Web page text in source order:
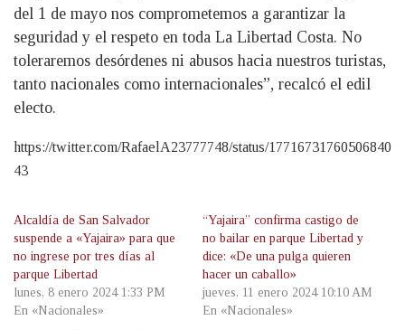
del 1 de mayo nos comprometemos a garantizar la
seguridad y el respeto en toda La Libertad Costa. No
toleraremos desórdenes ni abusos hacia nuestros turistas,
tanto nacionales como internacionales”, recalcó el edil
electo.
https://twitter.com/RafaelA23777748/status/17716731760506840
43
Alcaldía de San Salvador
suspende a «Yajaira» para que
no ingrese por tres días al
parque Libertad
lunes, 8 enero 2024 1:33 PM
En «Nacionales»
“Yajaira” confirma castigo de
no bailar en parque Libertad y
dice: «De una pulga quieren
hacer un caballo»
jueves, 11 enero 2024 10:10 AM
En «Nacionales»